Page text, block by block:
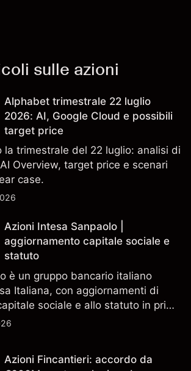
sulle azioni
Alphabet trimestrale 22 luglio
2026: AI, Google Cloud e possibili
target price
la trimestrale del 22 luglio: analisi di
Overview, target price e scenari
case.
Azioni Intesa Sanpaolo |
aggiornamento capitale sociale e
statuto
è un gruppo bancario italiano
Italiana, con aggiornamenti di
sociale e allo statuto in primo
target price ISP di terze parti e
dei risultati futuri.
Azioni Fincantieri: accordo da